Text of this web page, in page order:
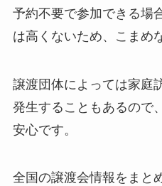
予約不要で参加できる場
は高くないため、こまめ
譲渡団体によっては家庭
発生することもあるので
安心です。
全国の譲渡会情報をまと